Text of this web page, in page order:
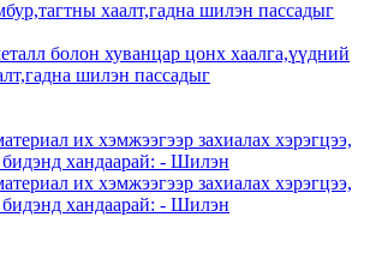
болон хуванцар цонх хаалга,үүдний
шилэн пассадыг
их хэмжээгээр захиалах хэрэгцээ,
бидэнд хандаарай: - Шилэн
их хэмжээгээр захиалах хэрэгцээ,
бидэнд хандаарай: - Шилэн